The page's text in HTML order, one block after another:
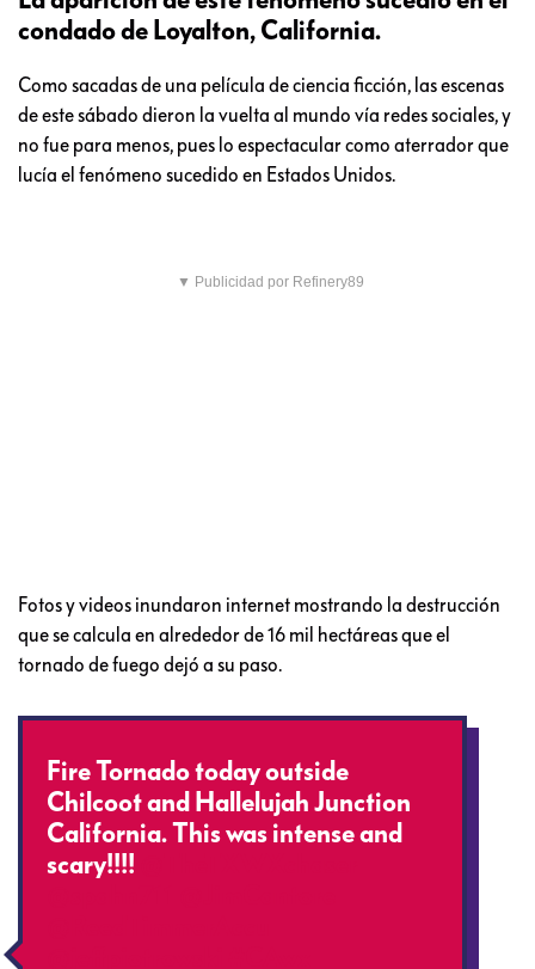
condado de Loyalton, California.
Como sacadas de una película de ciencia ficción, las escenas
de este sábado dieron la vuelta al mundo vía redes sociales, y
no fue para menos, pues lo espectacular como aterrador que
lucía el fenómeno sucedido en Estados Unidos.
▼ Publicidad por Refinery89
Fotos y videos inundaron internet mostrando la destrucción
que se calcula en alrededor de 16 mil hectáreas que el
tornado de fuego dejó a su paso.
Fire Tornado today outside
Chilcoot and Hallelujah Junction
California. This was intense and
scary!!!!